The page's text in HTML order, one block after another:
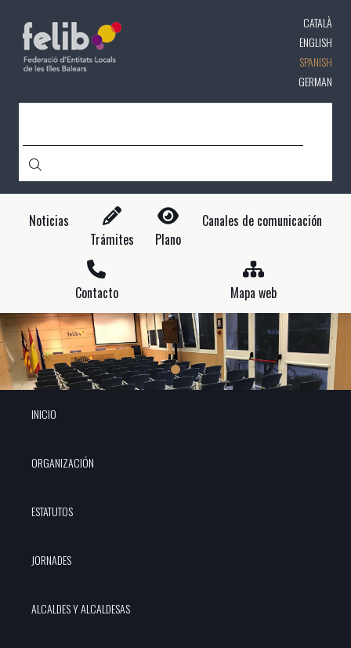
contenido
principal
CATALÀ
ENGLISH
SPANISH
GERMAN
Noticias
Trámites
Plano
Canales de comunicación
Contacto Mapa web
INICIO
ORGANIZACIÓN
ESTATUTOS
JORNADES
ALCALDES Y ALCALDESAS